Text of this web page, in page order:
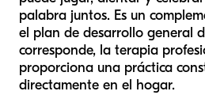
palabra juntos. Es un
el plan de desarrollo general
corresponde, la terapia
proporciona una práctica
directamente en el hogar.